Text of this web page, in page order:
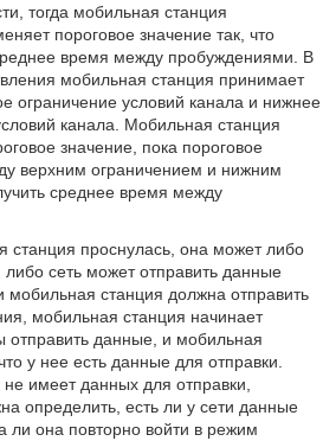
тогда мобильная станция
пороговое значение так, что
время между пробуждениями. В
мобильная станция принимает
ограничение условий канала и нижнее
канала. Мобильная станция
значение, пока пороговое
верхним ограничением и нижним
среднее время между
станция проснулась, она может либо
либо сеть может отправить данные
мобильная станция должна отправить
мобильная станция начинает
отправить данные, и мобильная
у нее есть данные для отправки.
имеет данных для отправки,
определить, есть ли у сети данные
ли она повторно войти в режим